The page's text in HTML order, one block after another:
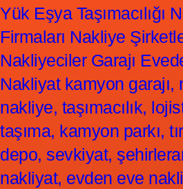
Yük Eşya Taşımacılığı
Firmaları Nakliye
Nakliyeciler Garajı
Nakliyat kamyon garajı,
nakliye, taşımacılık,
taşıma, kamyon parkı,
depo, sevkiyat,
nakliyat, evden eve